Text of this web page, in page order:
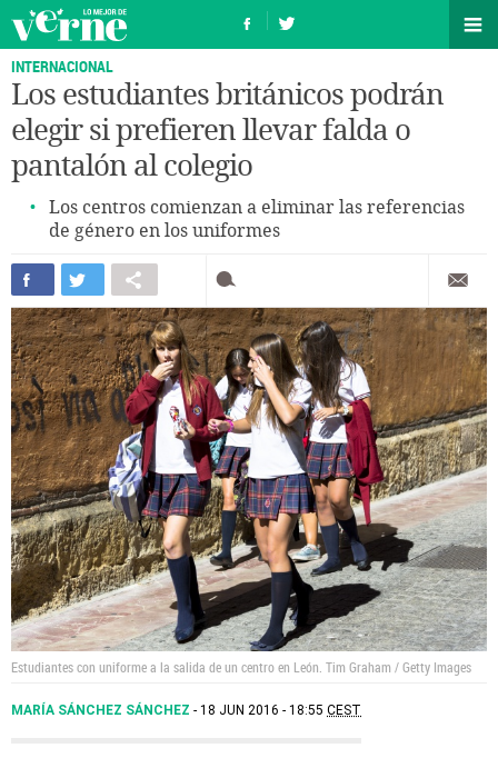
INTERNACIONAL
Los estudiantes británicos podrán
elegir si prefieren llevar falda o
pantalón al colegio
Los centros comienzan a eliminar las referencias
de género en los uniformes
Estudiantes con uniforme a la salida de un centro en León. Tim Graham / Getty Images
MARÍA SÁNCHEZ SÁNCHEZ 18 JUN 2016 - 18:55 CEST